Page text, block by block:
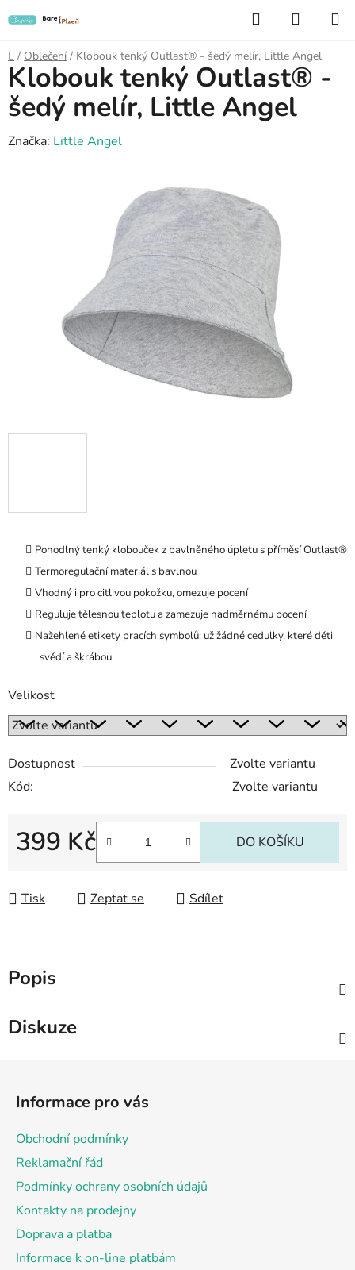
na
obsah
Hledat
KOŠÍK
Domů
/ Oblečení / Klobouk tenký Outlast® - šedý melír, Little Angel
Pohodlný tenký klobouček z bavlněného úpletu s příměsí Outlast®
Termoregulační materiál s bavlnou
Vhodný i pro citlivou pokožku, omezuje pocení
Reguluje tělesnou teplotu a zamezuje nadměrnému pocení
Nažehlené etikety pracích symbolů: už žádné cedulky, které děti
svědí a škrábou
Velikost
Dostupnost
Zvolte variantu
Kód:
Zvolte variantu
399 Kč DO KOŠÍKU
Tisk Zeptat se Sdílet
Klobouk tenký Outlast® -
šedý melír, Little Angel
Značka: Little Angel
Popis
Diskuze
Informace pro vás
Obchodní podmínky
Reklamační řád
Podmínky ochrany osobních údajů
Kontakty na prodejny
Doprava a platba
Informace k on-line platbám